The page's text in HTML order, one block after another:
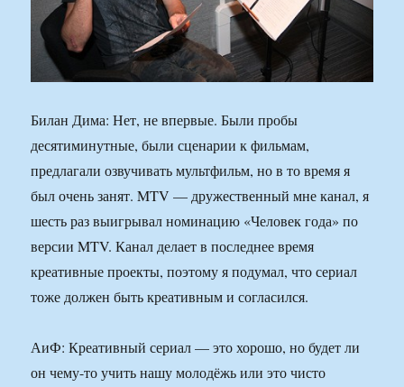
Билан Дима: Нет, не впервые. Были пробы
десятиминутные, были сценарии к фильмам,
предлагали озвучивать мультфильм, но в то время я
был очень занят. MTV — дружественный мне канал, я
шесть раз выигрывал номинацию «Человек года» по
версии MTV. Канал делает в последнее время
креативные проекты, поэтому я подумал, что сериал
тоже должен быть креативным и согласился.
АиФ: Креативный сериал — это хорошо, но будет ли
он чему-то учить нашу молодёжь или это чисто